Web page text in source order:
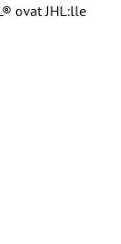
ovat JHL:lle